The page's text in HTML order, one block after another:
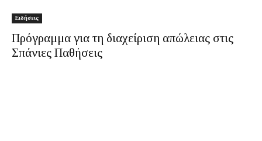
Ειδήσεις
Πρόγραμμα για τη διαχείριση απώλειας στις
Σπάνιες Παθήσεις